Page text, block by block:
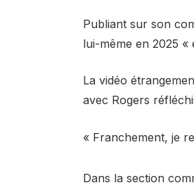
Publiant sur son
lui-même en 2025 «
La vidéo
avec Rogers
« Franchement, je
Dans la section